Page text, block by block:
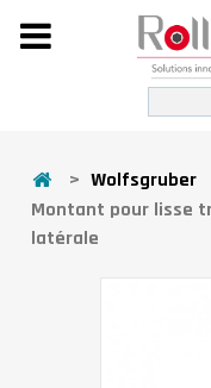
> Wolfsgruber
Montant pour lisse
latérale